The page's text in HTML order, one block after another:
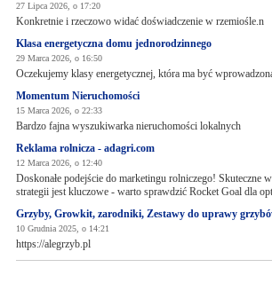
27 Lipca 2026, o 17:20
Konkretnie i rzeczowo widać doświadczenie w rzemiośle.n
Klasa energetyczna domu jednorodzinnego
29 Marca 2026, o 16:50
Oczekujemy klasy energetycznej, która ma być
Momentum Nieruchomości
15 Marca 2026, o 22:33
Bardzo fajna wyszukiwarka nieruchomości lokalnych
Reklama rolnicza - adagri.com
12 Marca 2026, o 12:40
Doskonałe podejście do marketingu rolniczego! Skuteczne
strategii jest kluczowe - warto sprawdzić Rocket Goal dla
Grzyby, Growkit, zarodniki, Zestawy do uprawy
10 Grudnia 2025, o 14:21
https://alegrzyb.pl